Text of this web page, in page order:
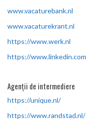
www.vacaturebank.nl
www.vacaturekrant.nl
https://www.werk.nl
https://www.linkedin.com
Agenții de intermediere
https://unique.nl/
https://www.randstad.nl/